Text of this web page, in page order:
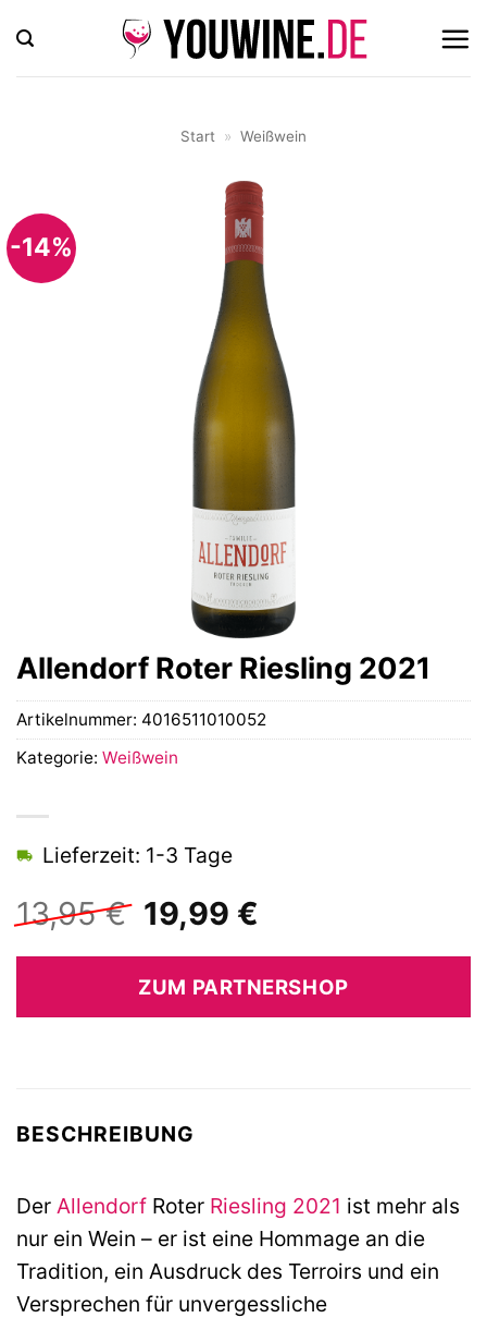
Inhalt
springen
Start » Weißwein
-14%
Allendorf Roter Riesling 2021
13,95€ Ursprünglicher
Preis
war:
13,95 €
19,99 €
ist:
19,99 €.
Lieferzeit: 1-3 Tage
ZUM PARTNERSHOP
Artikelnummer: 4016511010052
Kategorie: Weißwein
BESCHREIBUNG
Der Allendorf Roter Riesling 2021 ist mehr als
nur ein Wein – er ist eine Hommage an die
Tradition, ein Ausdruck des Terroirs und ein
Versprechen für unvergessliche